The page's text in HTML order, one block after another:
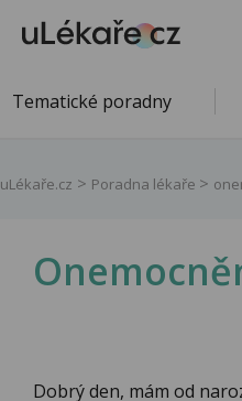
Tematické poradny
uLékaře.cz Poradna lékaře
Dobrý den, mám od